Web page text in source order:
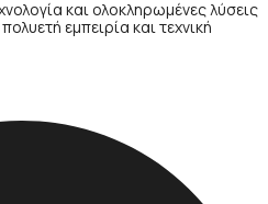
και ολοκληρωμένες λύσεις
εμπειρία και τεχνική